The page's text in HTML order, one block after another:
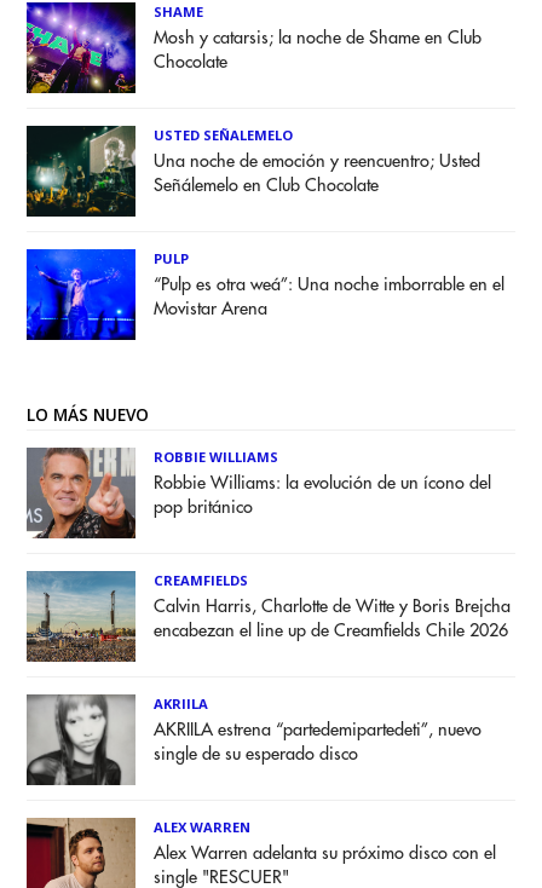
SHAME
Mosh y catarsis; la noche de Shame en Club
Chocolate
USTED SEÑALEMELO
Una noche de emoción y reencuentro; Usted
Señálemelo en Club Chocolate
PULP
“Pulp es otra weá”: Una noche imborrable en el
Movistar Arena
LO MÁS NUEVO
ROBBIE WILLIAMS
Robbie Williams: la evolución de un ícono del
pop británico
CREAMFIELDS
Calvin Harris, Charlotte de Witte y Boris Brejcha
encabezan el line up de Creamfields Chile 2026
AKRIILA
AKRIILA estrena “partedemipartedeti”, nuevo
single de su esperado disco
ALEX WARREN
Alex Warren adelanta su próximo disco con el
single "RESCUER"